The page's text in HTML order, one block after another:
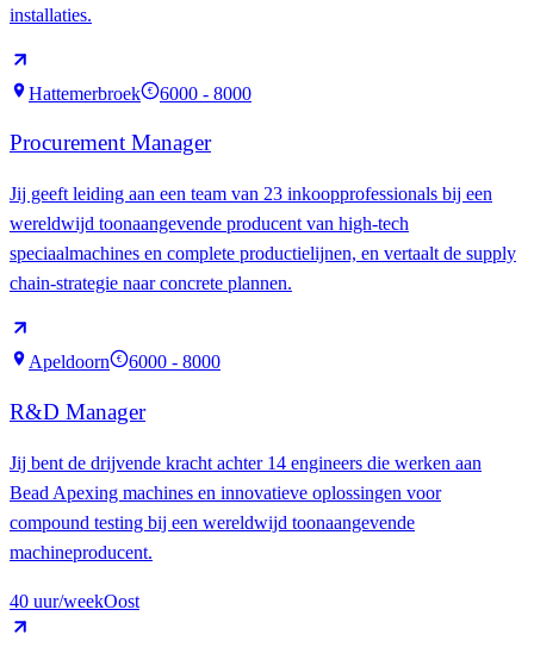
installaties.
Hattemerbroek € 6000 - 8000
Procurement Manager
Jij geeft leiding aan een team van 23 inkoopprofessionals bij een
wereldwijd toonaangevende producent van high-tech
speciaalmachines en complete productielijnen, en vertaalt de supply
chain-strategie naar concrete plannen.
Apeldoorn € 6000 - 8000
R&D Manager
Jij bent de drijvende kracht achter 14 engineers die werken aan
Bead Apexing machines en innovatieve oplossingen voor
compound testing bij een wereldwijd toonaangevende
machineproducent.
40 uur/weekOost